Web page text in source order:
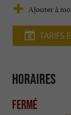
Ajouter à
TARIFS
Horaires
Fermé